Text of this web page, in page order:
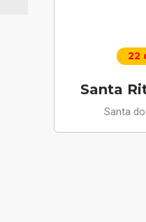
22
Santa
Santa